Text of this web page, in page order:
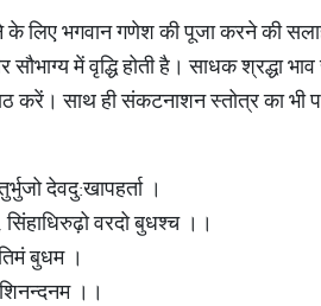
के लिए भगवान गणेश की पूजा करने की
में वृद्धि होती है। साधक श्रद्धा
करें। साथ ही संकटनाशन स्तोत्र का भी
देवदु:खापहर्ता ।
वरदो बुधश्च ।।
बुधम ।
।।